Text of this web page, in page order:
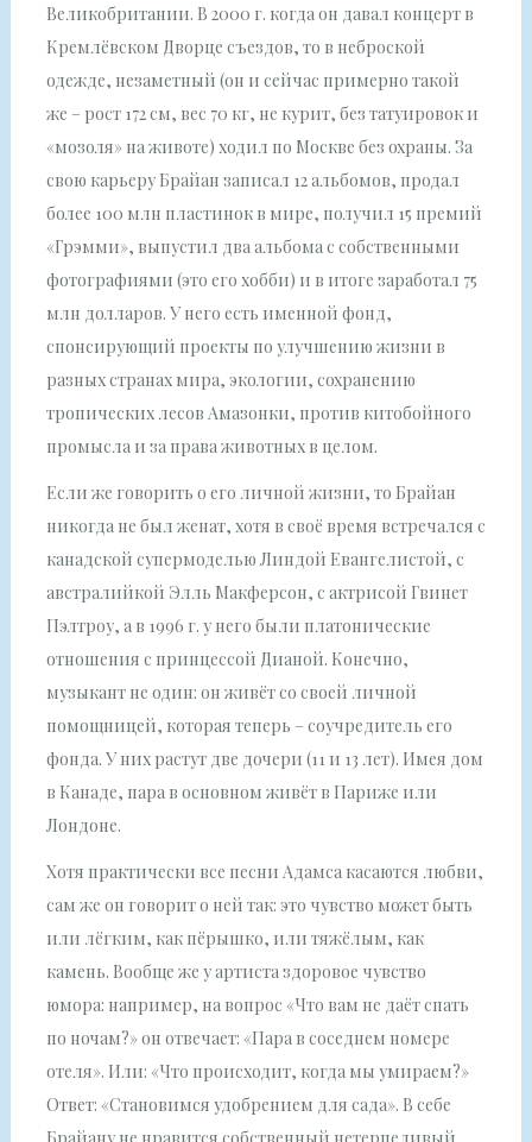
Великобритании. В 2000 г. когда он давал концерт в
Кремлёвском Дворце съездов, то в неброской
одежде, незаметный (он и сейчас примерно такой
же – рост 172 см, вес 70 кг, не курит, без татуировок и
«мозоля» на животе) ходил по Москве без охраны. За
свою карьеру Брайан записал 12 альбомов, продал
более 100 млн пластинок в мире, получил 15 премий
«Грэмми», выпустил два альбома с собственными
фотографиями (это его хобби) и в итоге заработал 75
млн долларов. У него есть именной фонд,
спонсирующий проекты по улучшению жизни в
разных странах мира, экологии, сохранению
тропических лесов Амазонки, против китобойного
промысла и за права животных в целом.
Если же говорить о его личной жизни, то Брайан
никогда не был женат, хотя в своё время встречался с
канадской супермоделью Линдой Евангелистой, с
австралийкой Элль Макферсон, с актрисой Гвинет
Пэлтроу, а в 1996 г. у него были платонические
отношения с принцессой Дианой. Конечно,
музыкант не один: он живёт со своей личной
помощницей, которая теперь – соучредитель его
фонда. У них растут две дочери (11 и 13 лет). Имея дом
в Канаде, пара в основном живёт в Париже или
Лондоне.
Хотя практически все песни Адамса касаются любви,
сам же он говорит о ней так: это чувство может быть
или лёгким, как пёрышко, или тяжёлым, как
камень. Вообще же у артиста здоровое чувство
юмора: например, на вопрос «Что вам не даёт спать
по ночам?» он отвечает: «Пара в соседнем номере
отеля». Или: «Что происходит, когда мы умираем?»
Ответ: «Становимся удобрением для сада». В себе